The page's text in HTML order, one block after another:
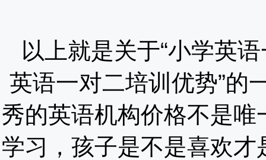
以上就是关于“小学英
英语一对二培训优势”的
秀的英语机构价格不是
学习，孩子是不是喜欢